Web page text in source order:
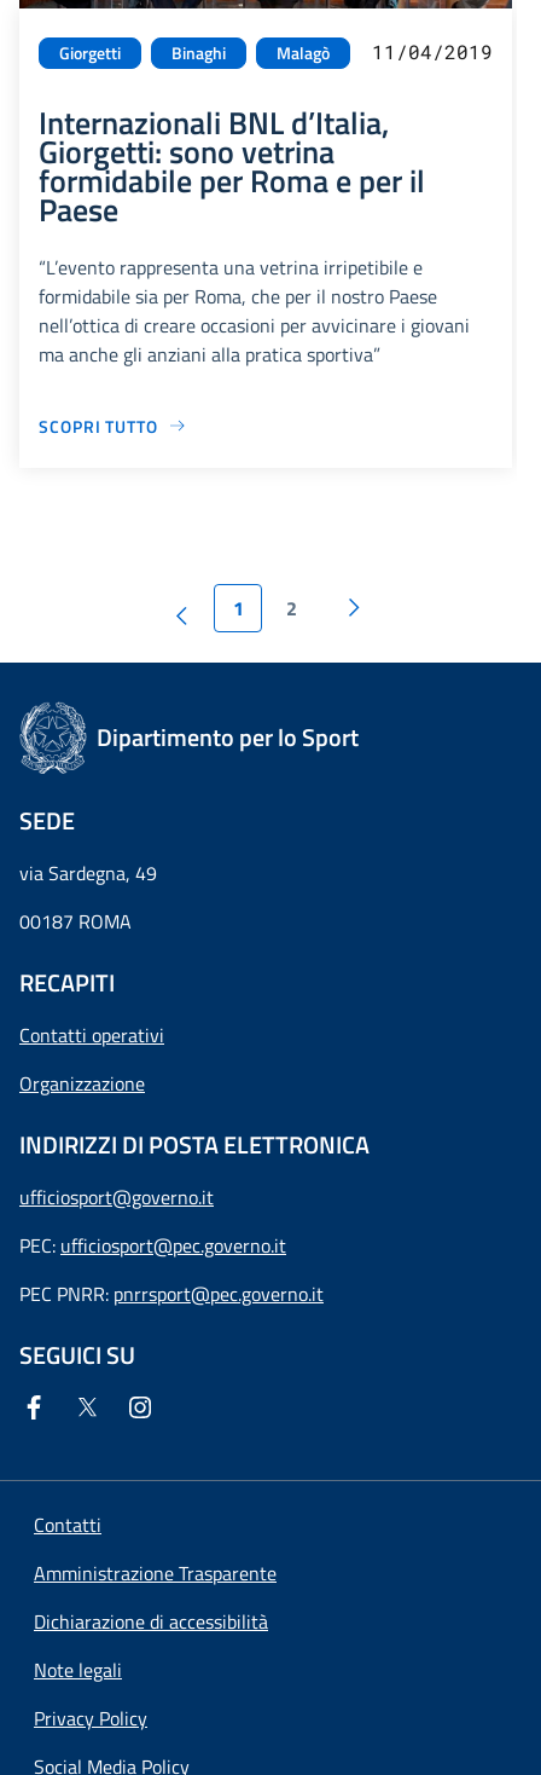
Giorgetti Binaghi Malagò 11/04/2019
Internazionali BNL d’Italia,
Giorgetti: sono vetrina
formidabile per Roma e per il
Paese
“L’evento rappresenta una vetrina irripetibile e
formidabile sia per Roma, che per il nostro Paese
nell’ottica di creare occasioni per avvicinare i giovani
ma anche gli anziani alla pratica sportiva”
SCOPRI TUTTO
1 2
Dipartimento per lo Sport
SEDE
via Sardegna, 49
00187 ROMA
RECAPITI
Contatti operativi
Organizzazione
INDIRIZZI DI POSTA ELETTRONICA
ufficiosport@governo.it
PEC: ufficiosport@pec.governo.it
PEC PNRR: pnrrsport@pec.governo.it
SEGUICI SU
Contatti
Amministrazione Trasparente
Dichiarazione di accessibilità
Note legali
Privacy Policy
Social Media Policy